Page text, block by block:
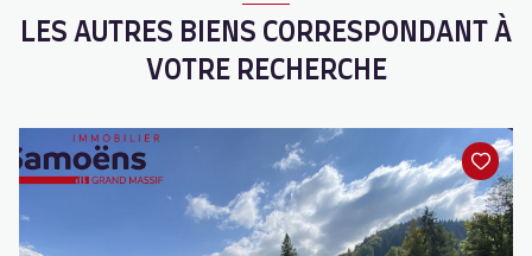
LES AUTRES BIENS CORRESPONDANT À
VOTRE RECHERCHE